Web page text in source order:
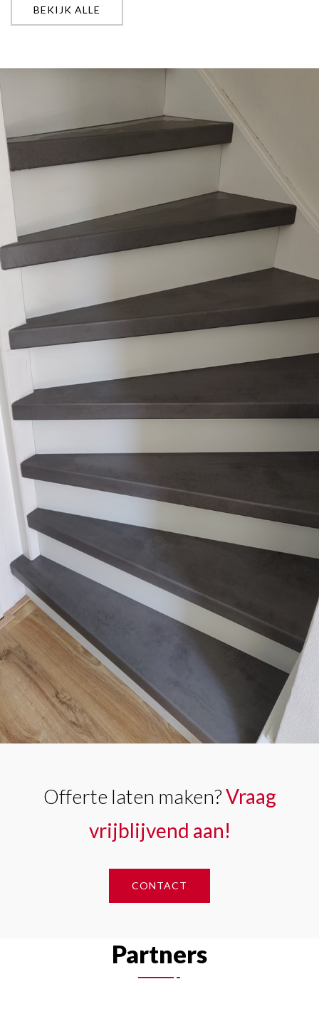
BEKIJK ALLE
Offerte laten maken?Vraag
vrijblijvend aan!
CONTACT
Partners